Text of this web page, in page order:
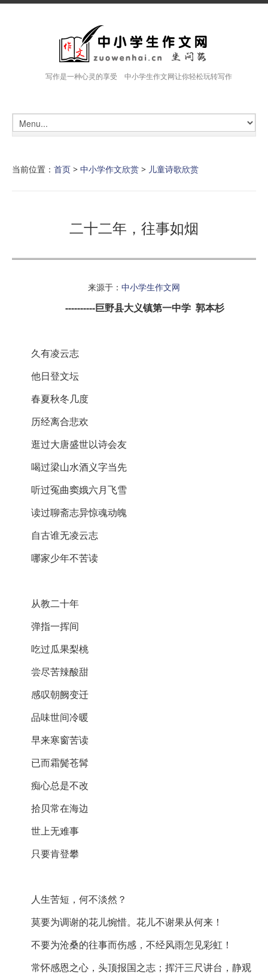
写作是一种心灵的享受 中小学生作文网让你轻松玩转写作
当前位置： 首页 > 中小学作文欣赏 > 儿童诗歌欣赏
二十二年，往事如烟
来源于： 中小学生作文网
----------巨野县大义镇第一中学 郭本杉
久有凌云志
他日登文坛
春夏秋冬几度
历经离合悲欢
逛过大唐盛世以诗会友
喝过梁山水酒义字当先
听过冤曲窦娥六月飞雪
读过聊斋志异惊魂动魄
自古谁无凌云志
哪家少年不苦读
从教二十年
弹指一挥间
吃过瓜果梨桃
尝尽苦辣酸甜
感叹朝阙变迁
品味世间冷暖
早来寒窗苦读
已而霜鬓苍髯
痴心总是不改
拾贝常在海边
世上无难事
只要肯登攀
人生苦短，何不淡然？
莫要为调谢的花儿惋惜。花儿不谢果从何来！
不要为沧桑的往事而伤感，不经风雨怎见彩虹！
常怀感恩之心，头顶报国之志；挥汗三尺讲台，静观